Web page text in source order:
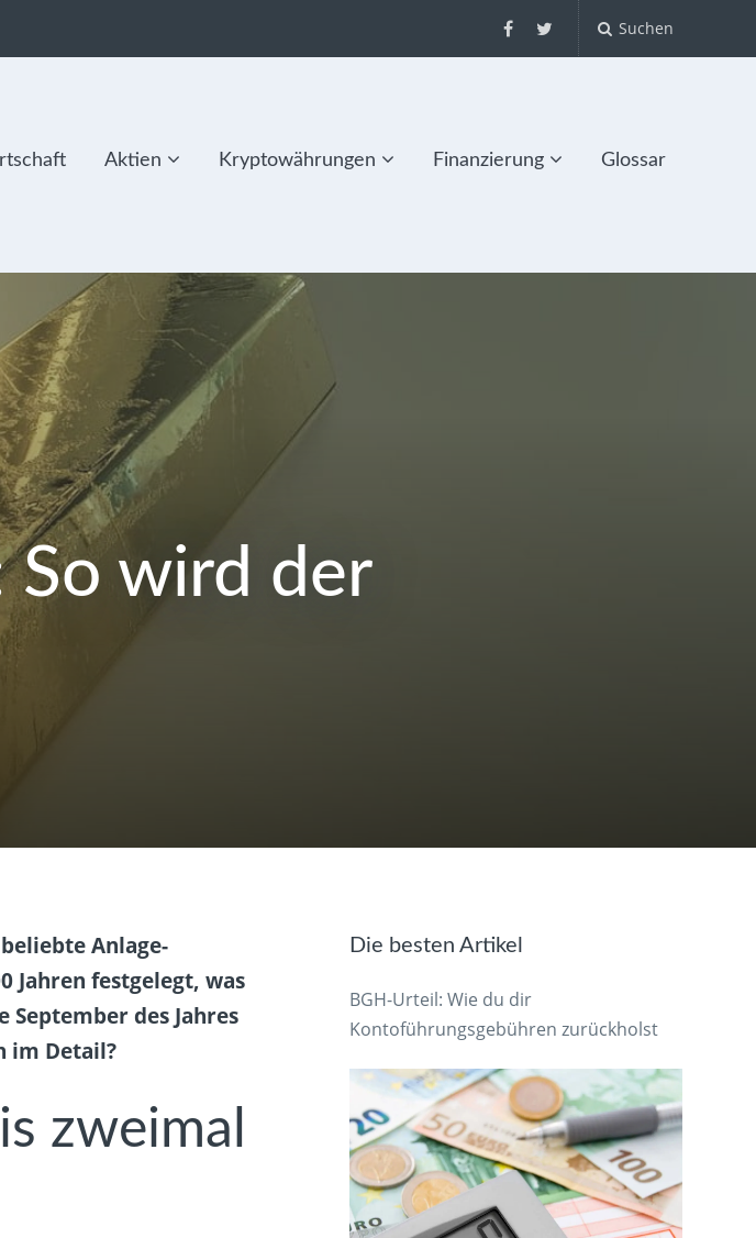
Suchen
Aktien Kryptowährungen Finanzierung Glossar
So wird der
Anlage-
Jahren festgelegt, was
des Jahres
im Detail?
zweimal
Die besten Artikel
BGH-Urteil: Wie du dir
Kontoführungsgebühren zurückholst